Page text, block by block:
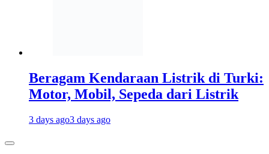
Beragam Kendaraan Listrik di Turki:
Motor, Mobil, Sepeda dari Listrik
3 days ago3 days ago